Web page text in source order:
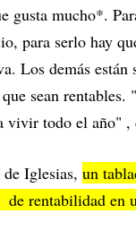
gusta mucho*.
para serlo hay
Los demás están
sean rentables.
vivir todo el año" ,
Iglesias, un
rentabilidad en